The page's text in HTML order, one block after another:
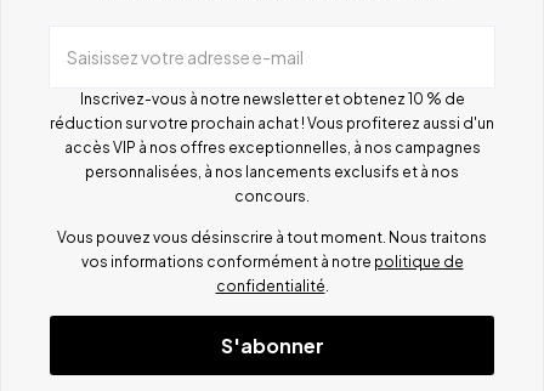
Saisissez votre adresse e-mail
Inscrivez-vous à notre newsletter et obtenez 10 % de
réduction sur votre prochain achat ! Vous profiterez aussi d'un
accès VIP à nos offres exceptionnelles, à nos campagnes
personnalisées, à nos lancements exclusifs et à nos
concours.
Vous pouvez vous désinscrire à tout moment. Nous traitons
vos informations conformément à notre politique de
confidentialité
S'abonner